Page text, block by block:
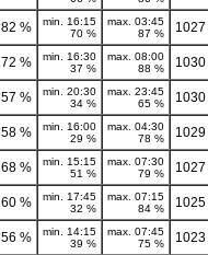
82 %
min. 16:15
70 %
max. 03:45
87 %
72 %
min. 16:30
37 %
max. 08:00
88 %
57 %
min. 20:30
34 %
max. 23:45
65 %
58 %
min. 16:00
29 %
max. 04:30
78 %
68 %
min. 15:15
51 %
max. 07:30
79 %
60 %
min. 17:45
32 %
max. 07:15
84 %
56 %
min. 14:15
39 %
max. 07:45
75 %